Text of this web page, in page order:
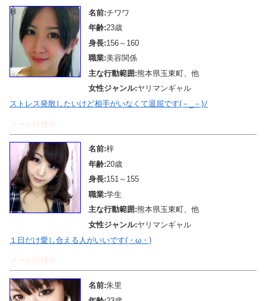
名前:チワワ
年齢:23歳
身長:156～160
職業:美容関係
主な行動範囲:熊本県玉東町、他
女性ジャンル:ヤリマンギャル
ストレス発散したいけど相手がいなくて退屈です(－_－)ﾉ
メール待機中
名前:梓
年齢:20歳
身長:151～155
職業:学生
主な行動範囲:熊本県玉東町、他
女性ジャンル:ヤリマンギャル
１日だけ愛し合える人がいいです(・ω・)
メール待機中
名前:朱里